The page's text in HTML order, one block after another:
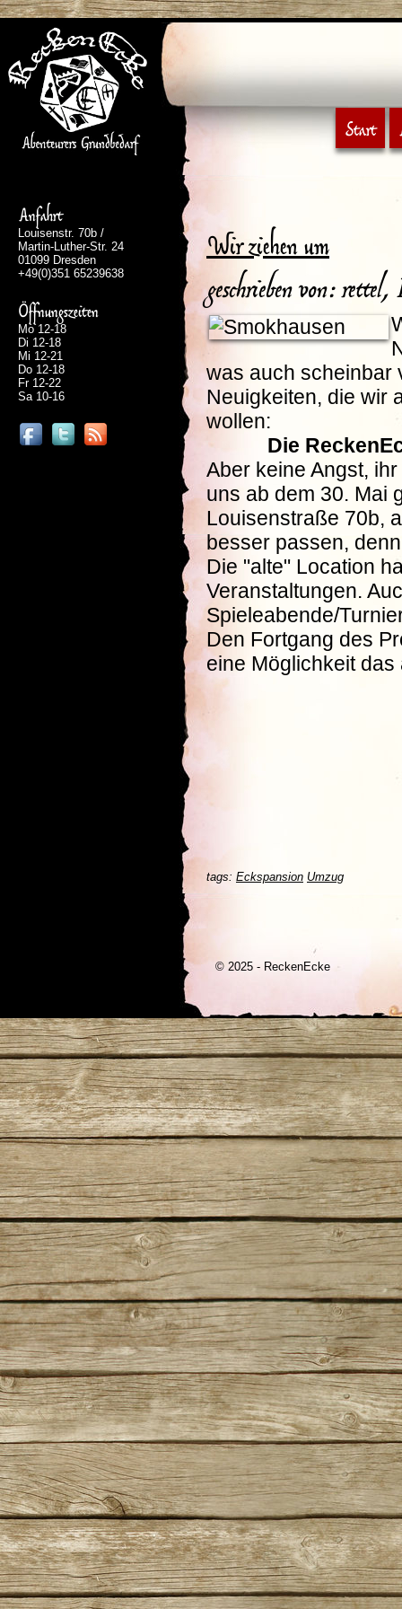
Start
Anfahrt
Louisenstr. 70b /
Martin-Luther-Str. 24
01099 Dresden
+49(0)351 65239638
Öffnungszeiten
Mo 12-18
Di 12-18
Mi 12-21
Do 12-18
Fr 12-22
Sa 10-16
Wir ziehen um
geschrieben von:
was auch scheinbar
Neuigkeiten, die wir
wollen:
Die
Aber keine Angst,
uns ab dem 30. Mai
Louisenstraße 70b,
besser passen,
Die "alte" Location
Veranstaltungen.
Spieleabende/
Den Fortgang des
eine Möglichkeit
tags: Eckspansion Umzug
© 2025 - ReckenEcke